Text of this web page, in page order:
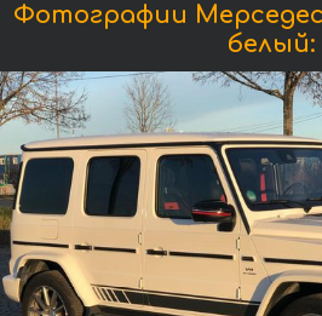
Фотографии
белый: